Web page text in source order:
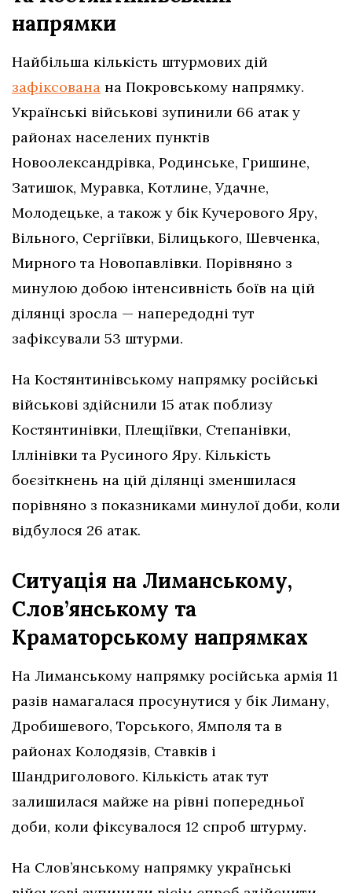
напрямки
Найбільша кількість штурмових дій
зафіксована на Покровському напрямку.
Українські військові зупинили 66 атак у
районах населених пунктів
Новоолександрівка, Родинське, Гришине,
Затишок, Муравка, Котлине, Удачне,
Молодецьке, а також у бік Кучерового Яру,
Вільного, Сергіївки, Білицького, Шевченка,
Мирного та Новопавлівки. Порівняно з
минулою добою інтенсивність боїв на цій
ділянці зросла — напередодні тут
зафіксували 53 штурми.
На Костянтинівському напрямку російські
військові здійснили 15 атак поблизу
Костянтинівки, Плещіївки, Степанівки,
Іллінівки та Русиного Яру. Кількість
боєзіткнень на цій ділянці зменшилася
порівняно з показниками минулої доби, коли
відбулося 26 атак.
Ситуація на Лиманському,
Слов’янському та
Краматорському напрямках
На Лиманському напрямку російська армія 11
разів намагалася просунутися у бік Лиману,
Дробишевого, Торського, Ямполя та в
районах Колодязів, Ставків і
Шандриголового. Кількість атак тут
залишилася майже на рівні попередньої
доби, коли фіксувалося 12 спроб штурму.
На Слов’янському напрямку українські